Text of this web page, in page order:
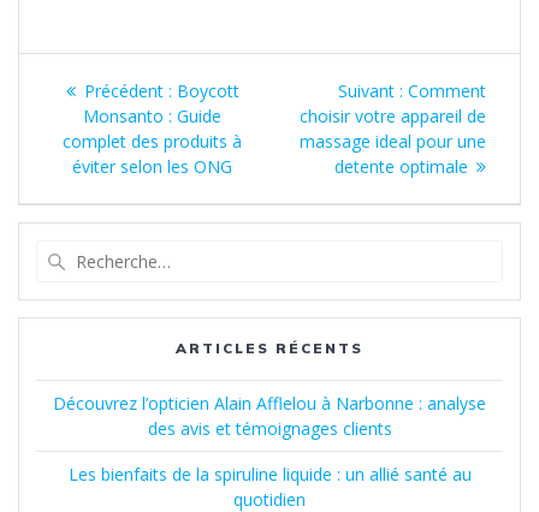
Navigation
de
l’article
Précédent : Article
précédent
:
Boycott
Monsanto : Guide
complet des produits à
éviter selon les ONG
Suivant : Article
suivant
:
Comment
choisir votre appareil de
massage ideal pour une
detente optimale
:
ARTICLES RÉCENTS
Découvrez l’opticien Alain Afflelou à Narbonne : analyse
des avis et témoignages clients
Les bienfaits de la spiruline liquide : un allié santé au
quotidien